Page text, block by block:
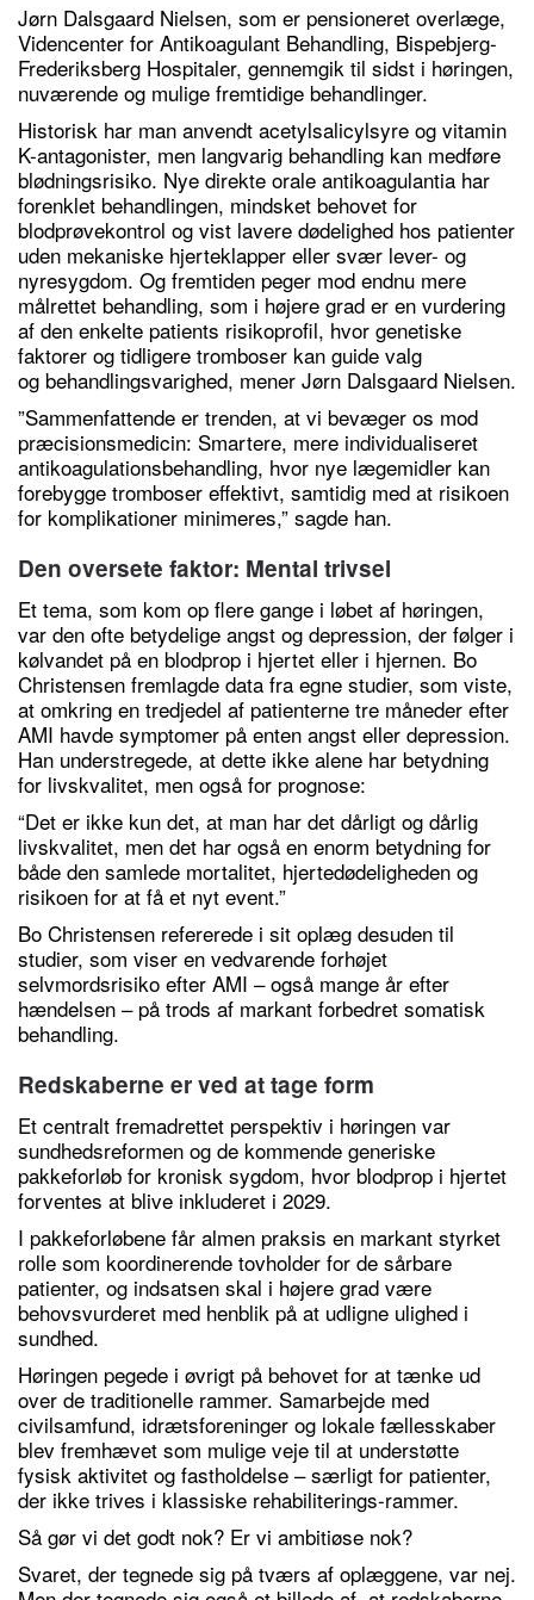
Jørn Dalsgaard Nielsen, som er pensioneret overlæge,
Videncenter for Antikoagulant Behandling, Bispebjerg-
Frederiksberg Hospitaler, gennemgik til sidst i høringen,
nuværende og mulige fremtidige behandlinger.
Historisk har man anvendt acetylsalicylsyre og vitamin
K-antagonister, men langvarig behandling kan medføre
blødningsrisiko. Nye direkte orale antikoagulantia har
forenklet behandlingen, mindsket behovet for
blodprøvekontrol og vist lavere dødelighed hos patienter
uden mekaniske hjerteklapper eller svær lever- og
nyresygdom. Og fremtiden peger mod endnu mere
målrettet behandling, som i højere grad er en vurdering
af den enkelte patients risikoprofil, hvor genetiske
faktorer og tidligere tromboser kan guide valg
og behandlingsvarighed, mener Jørn Dalsgaard Nielsen.
”Sammenfattende er trenden, at vi bevæger os mod
præcisionsmedicin: Smartere, mere individualiseret
antikoagulationsbehandling, hvor nye lægemidler kan
forebygge tromboser effektivt, samtidig med at risikoen
for komplikationer minimeres,” sagde han.
Den oversete faktor: Mental trivsel
Et tema, som kom op flere gange i løbet af høringen,
var den ofte betydelige angst og depression, der følger i
kølvandet på en blodprop i hjertet eller i hjernen. Bo
Christensen fremlagde data fra egne studier, som viste,
at omkring en tredjedel af patienterne tre måneder efter
AMI havde symptomer på enten angst eller depression.
Han understregede, at dette ikke alene har betydning
for livskvalitet, men også for prognose:
“Det er ikke kun det, at man har det dårligt og dårlig
livskvalitet, men det har også en enorm betydning for
både den samlede mortalitet, hjertedødeligheden og
risikoen for at få et nyt event.”
Bo Christensen refererede i sit oplæg desuden til
studier, som viser en vedvarende forhøjet
selvmordsrisiko efter AMI – også mange år efter
hændelsen – på trods af markant forbedret somatisk
behandling.
Redskaberne er ved at tage form
Et centralt fremadrettet perspektiv i høringen var
sundhedsreformen og de kommende generiske
pakkeforløb for kronisk sygdom, hvor blodprop i hjertet
forventes at blive inkluderet i 2029.
I pakkeforløbene får almen praksis en markant styrket
rolle som koordinerende tovholder for de sårbare
patienter, og indsatsen skal i højere grad være
behovsvurderet med henblik på at udligne ulighed i
sundhed.
Høringen pegede i øvrigt på behovet for at tænke ud
over de traditionelle rammer. Samarbejde med
civilsamfund, idrætsforeninger og lokale fællesskaber
blev fremhævet som mulige veje til at understøtte
fysisk aktivitet og fastholdelse – særligt for patienter,
der ikke trives i klassiske rehabiliterings-rammer.
Så gør vi det godt nok? Er vi ambitiøse nok?
Svaret, der tegnede sig på tværs af oplæggene, var nej.